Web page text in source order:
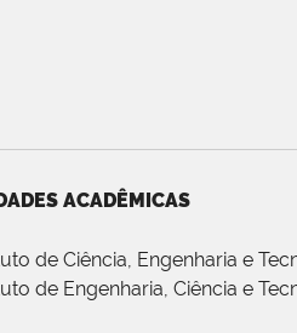
ACADÊMICAS
de Ciência, Engenharia e
de Engenharia, Ciência e